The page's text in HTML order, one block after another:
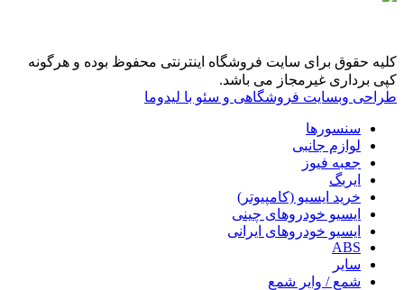
کلیه حقوق برای سایت فروشگاه اینترنتی محفوظ بوده و هرگونه
کپی برداری غیرمجاز می باشد.
طراحی وبسایت فروشگاهی و سئو با لیدوما
سنسورها
لوازم جانبی
جعبه فیوز
ایربگ
خرید ایسیو (کامپیوتر)
ایسیو خودروهای چینی
ایسیو خودروهای ایرانی
ABS
سایر
شمع / وایر شمع